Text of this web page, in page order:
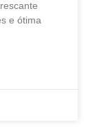
e ótima